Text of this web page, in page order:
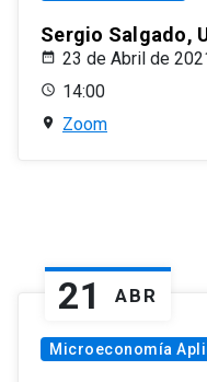
Sergio Salgado,
23 de Abril de
14:00
Zoom
21 ABR
Microeconomía